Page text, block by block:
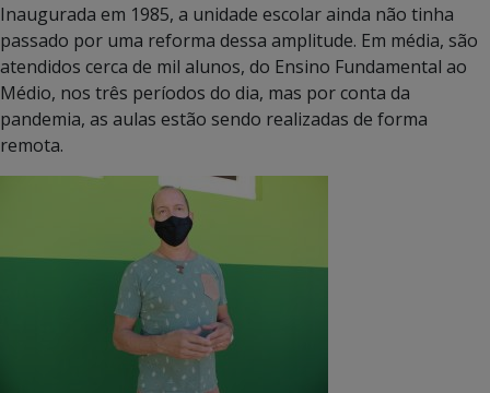
Inaugurada em 1985, a unidade escolar ainda não tinha
passado por uma reforma dessa amplitude. Em média, são
atendidos cerca de mil alunos, do Ensino Fundamental ao
Médio, nos três períodos do dia, mas por conta da
pandemia, as aulas estão sendo realizadas de forma
remota.